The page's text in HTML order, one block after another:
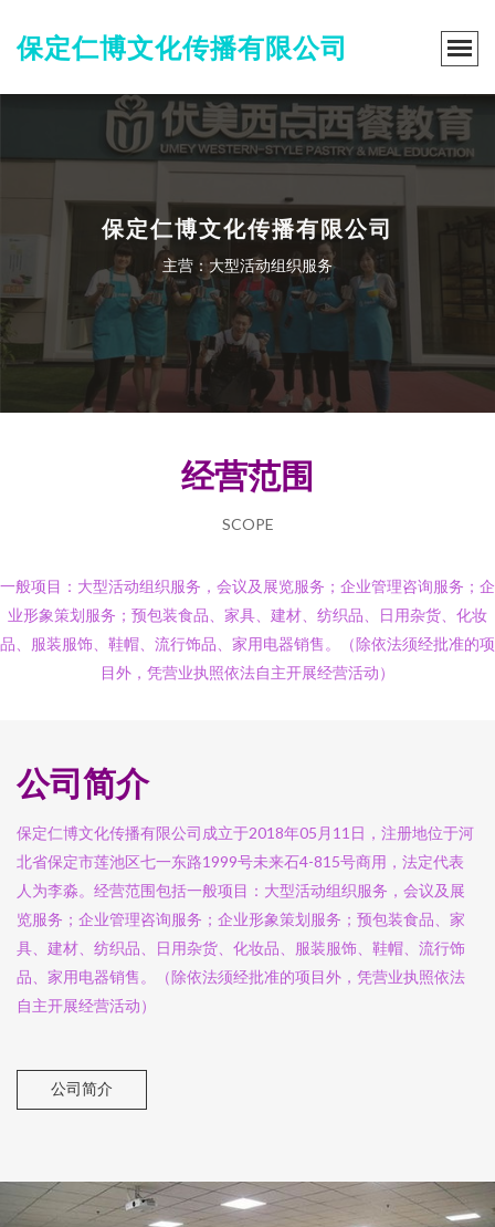
保定仁博文化传播有限公司
保定仁博文化传播有限公司
主营：大型活动组织服务
经营范围
SCOPE
一般项目：大型活动组织服务，会议及展览服务；企业管理咨询服务；企
业形象策划服务；预包装食品、家具、建材、纺织品、日用杂货、化妆
品、服装服饰、鞋帽、流行饰品、家用电器销售。（除依法须经批准的项
目外，凭营业执照依法自主开展经营活动）
公司简介
保定仁博文化传播有限公司成立于2018年05月11日，注册地位于河
北省保定市莲池区七一东路1999号未来石4-815号商用，法定代表
人为李淼。经营范围包括一般项目：大型活动组织服务，会议及展
览服务；企业管理咨询服务；企业形象策划服务；预包装食品、家
具、建材、纺织品、日用杂货、化妆品、服装服饰、鞋帽、流行饰
品、家用电器销售。（除依法须经批准的项目外，凭营业执照依法
自主开展经营活动）
公司简介